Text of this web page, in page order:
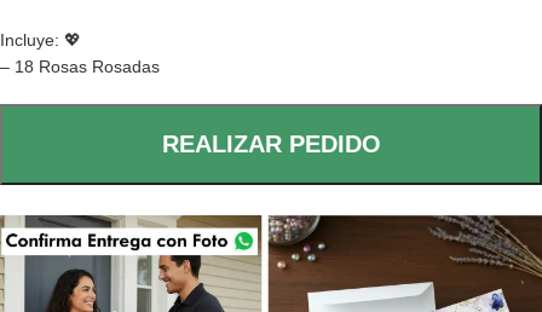
Incluye: 💖
– 18 Rosas Rosadas
REALIZAR PEDIDO